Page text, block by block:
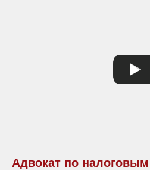
Адвокат по